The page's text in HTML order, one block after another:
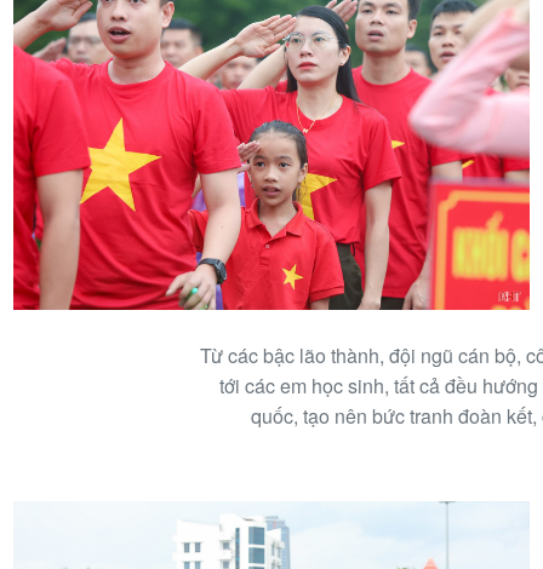
Từ các bậc lão thành, đội ngũ cán bộ,
tới các em học sinh, tất cả đều
quốc, tạo nên bức tranh đoàn